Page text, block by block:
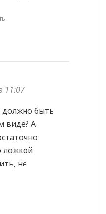
11:07
быть
виде? А
ложкой
не